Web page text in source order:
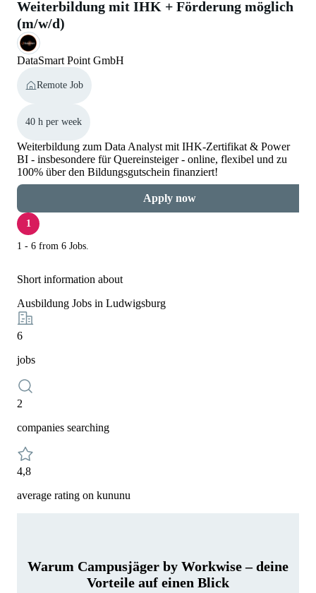
Weiterbildung mit IHK + Förderung möglich
(m/w/d)
DataSmart Point GmbH
Remote Job
40 h per week
Weiterbildung zum Data Analyst mit IHK-Zertifikat & Power
BI - insbesondere für Quereinsteiger - online, flexibel und zu
100% über den Bildungsgutschein finanziert!
Apply now
1
1 - 6 from 6 Jobs.
Short information about
Ausbildung Jobs in Ludwigsburg
6
jobs
2
companies searching
4,8
average rating on kununu
Warum Campusjäger by Workwise – deine
Vorteile auf einen Blick